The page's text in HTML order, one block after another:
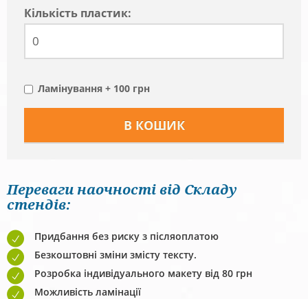
Кiлькiсть пластик:
Ламінування + 100 грн
Переваги наочності від Складу
стендів:
Придбання без риску з післяоплатою
Безкоштовні зміни змісту тексту.
Розробка індивідуального макету від 80 грн
Можливість ламінації